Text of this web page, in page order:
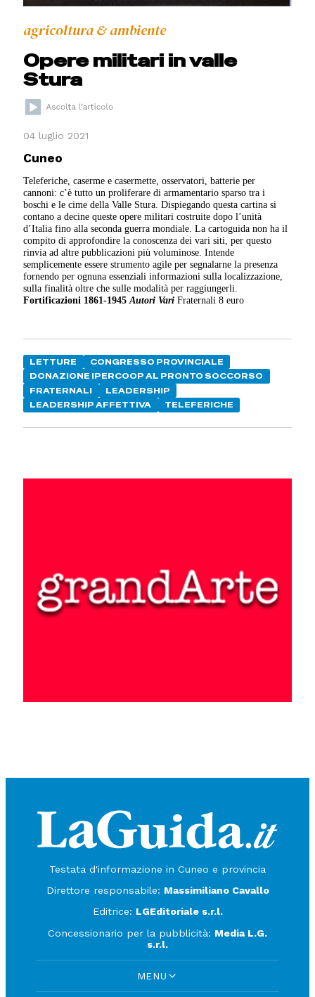
agricoltura & ambiente
Opere militari in valle
Stura
04 luglio 2021
Cuneo
Teleferiche, caserme e casermette, osservatori, batterie per
cannoni: c’è tutto un proliferare di armamentario sparso tra i
boschi e le cime della Valle Stura. Dispiegando questa cartina si
contano a decine queste opere militari costruite dopo l’unità
d’Italia fino alla seconda guerra mondiale. La cartoguida non ha il
compito di approfondire la conoscenza dei vari siti, per questo
rinvia ad altre pubblicazioni più voluminose. Intende
semplicemente essere strumento agile per segnalarne la presenza
fornendo per ognuna essenziali informazioni sulla localizzazione,
sulla finalità oltre che sulle modalità per raggiungerli.
Fortificazioni 1861-1945Autori Vari Fraternali 8 euro
LETTURE
CONGRESSO PROVINCIALE
DONAZIONE IPERCOOP AL PRONTO SOCCORSO
FRATERNALI
LEADERSHIP
LEADERSHIP AFFETTIVA
TELEFERICHE
Testata d'informazione in Cuneo e provincia
Direttore responsabile: Massimiliano Cavallo
Editrice: LGEditoriale s.r.l.
Concessionario per la pubblicità: Media L.G.
s.r.l.
MENU